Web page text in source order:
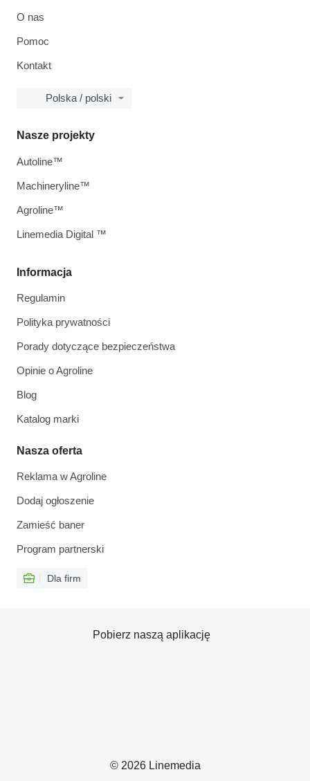
O nas
Pomoc
Kontakt
Polska / polski
Informacja
Regulamin
Polityka prywatności
Porady dotyczące bezpieczeństwa
Opinie o Agroline
Blog
Katalog marki
Nasza oferta
Reklama w Agroline
Dodaj ogłoszenie
Zamieść baner
Program partnerski
Dla firm
Nasze projekty
Autoline™
Machineryline™
Agroline™
Linemedia Digital ™
© 2026 Linemedia
Pobierz naszą aplikację